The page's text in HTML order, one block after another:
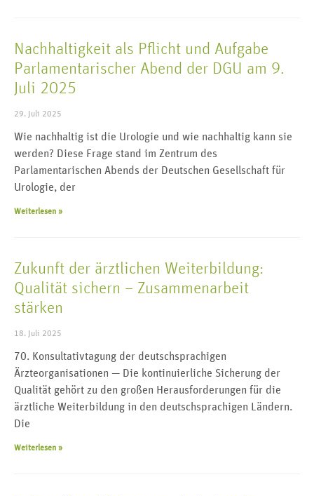
Nachhaltigkeit als Pflicht und Aufgabe
Parlamentarischer Abend der DGU am 9.
Juli 2025
29. Juli 2025
Wie nachhaltig ist die Urologie und wie nachhaltig kann sie
werden? Diese Frage stand im Zentrum des
Parlamentarischen Abends der Deutschen Gesellschaft für
Urologie, der
Weiterlesen »
Zukunft der ärztlichen Weiterbildung:
Qualität sichern – Zusammenarbeit
stärken
18. Juli 2025
70. Konsultativtagung der deutschsprachigen
Ärzteorganisationen — Die kontinuierliche Sicherung der
Qualität gehört zu den großen Herausforderungen für die
ärztliche Weiterbildung in den deutschsprachigen Ländern.
Die
Weiterlesen »